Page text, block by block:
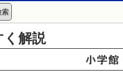
索
く解説